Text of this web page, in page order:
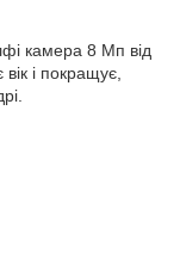
камера 8 Мп від
і покращує,